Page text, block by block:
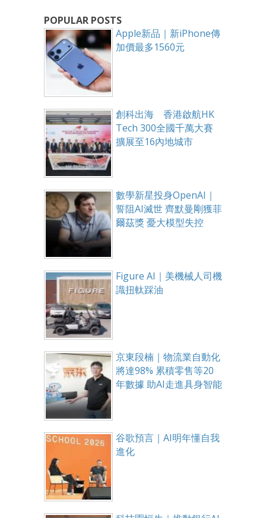
POPULAR POSTS
Apple新品｜新iPhone傳
加價最多1560元
創科出海 香港啟航HK
Tech 300全國千萬大賽
擴展至16內地城市
數學新星投身OpenAI｜
誓阻AI滅世 齊默曼剛獲菲
爾茲獎 憂大模型失控
Figure AI｜美機械人司機
識扭軚踩油
京東段楠｜物流業自動化
將達98% 累積零售等20
年數據 助AI走進具身智能
谷歌預言｜AI明年懂自我
進化